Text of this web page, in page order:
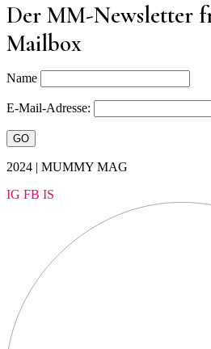
Der MM-Newsletter
Mailbox
Name
E-Mail-Adresse:
2024 | MUMMY MAG
IG FB IS